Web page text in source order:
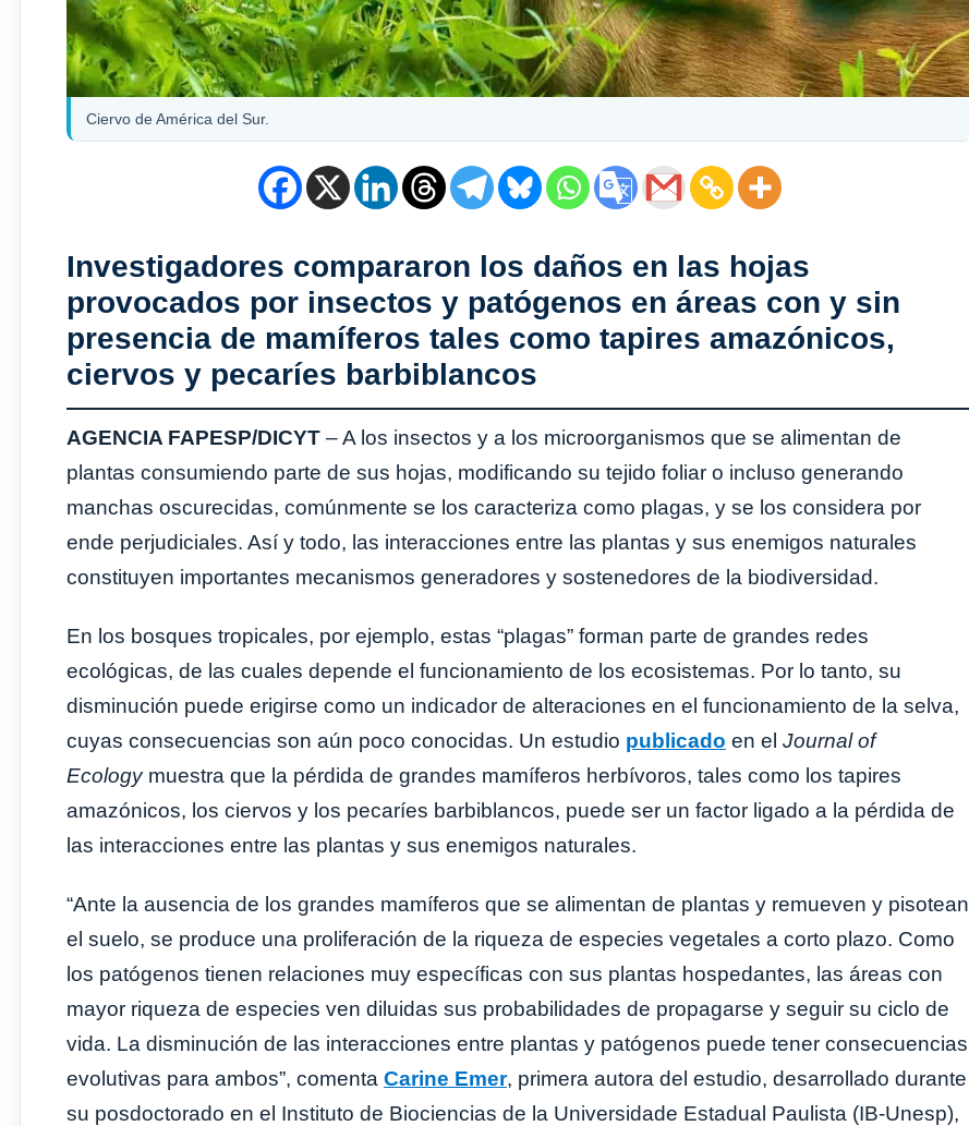
Ciervo de América del Sur.
Investigadores compararon los daños en las hojas
provocados por insectos y patógenos en áreas con y sin
presencia de mamíferos tales como tapires amazónicos,
ciervos y pecaríes barbiblancos
AGENCIA FAPESP/DICYT – A los insectos y a los microorganismos que se alimentan de
plantas consumiendo parte de sus hojas, modificando su tejido foliar o incluso generando
manchas oscurecidas, comúnmente se los caracteriza como plagas, y se los considera por
ende perjudiciales. Así y todo, las interacciones entre las plantas y sus enemigos naturales
constituyen importantes mecanismos generadores y sostenedores de la biodiversidad.
En los bosques tropicales, por ejemplo, estas “plagas” forman parte de grandes redes
ecológicas, de las cuales depende el funcionamiento de los ecosistemas. Por lo tanto, su
disminución puede erigirse como un indicador de alteraciones en el funcionamiento de la selva,
cuyas consecuencias son aún poco conocidas. Un estudio publicado en el Journal of
Ecologymuestra que la pérdida de grandes mamíferos herbívoros, tales como los tapires
amazónicos, los ciervos y los pecaríes barbiblancos, puede ser un factor ligado a la pérdida de
las interacciones entre las plantas y sus enemigos naturales.
“Ante la ausencia de los grandes mamíferos que se alimentan de plantas y remueven y pisotean
el suelo, se produce una proliferación de la riqueza de especies vegetales a corto plazo. Como
los patógenos tienen relaciones muy específicas con sus plantas hospedantes, las áreas con
mayor riqueza de especies ven diluidas sus probabilidades de propagarse y seguir su ciclo de
vida. La disminución de las interacciones entre plantas y patógenos puede tener consecuencias
evolutivas para ambos”, comenta Carine Emer, primera autora del estudio, desarrollado durante
su posdoctorado en el Instituto de Biociencias de la Universidade Estadual Paulista (IB-Unesp),